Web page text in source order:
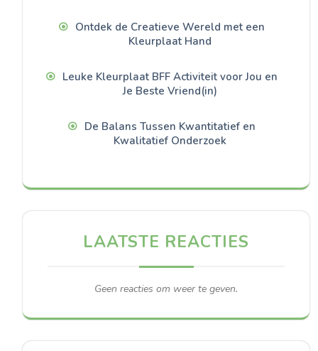
Ontdek de Creatieve Wereld met een
Kleurplaat Hand
Leuke Kleurplaat BFF Activiteit voor Jou en
Je Beste Vriend(in)
De Balans Tussen Kwantitatief en
Kwalitatief Onderzoek
LAATSTE REACTIES
Geen reacties om weer te geven.